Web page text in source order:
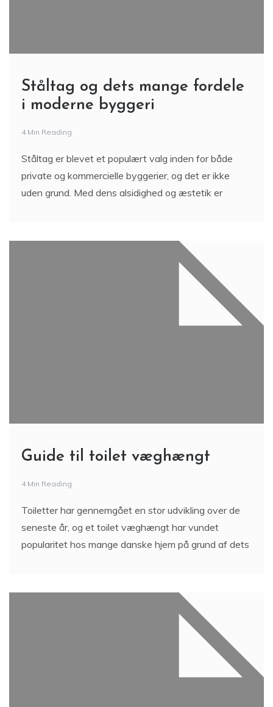
Ståltag og dets mange fordele
i moderne byggeri
4 Min Reading
Ståltag er blevet et populært valg inden for både
private og kommercielle byggerier, og det er ikke
uden grund. Med dens alsidighed og æstetik er
Guide til toilet væghængt
4 Min Reading
Toiletter har gennemgået en stor udvikling over de
seneste år, og et toilet væghængt har vundet
popularitet hos mange danske hjem på grund af dets